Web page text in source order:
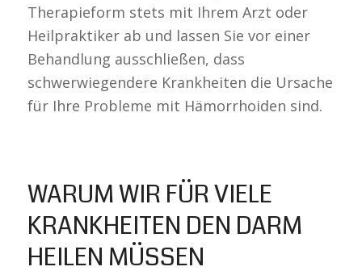
Therapieform stets mit Ihrem Arzt oder
Heilpraktiker ab und lassen Sie vor einer
Behandlung ausschließen, dass
schwerwiegendere Krankheiten die Ursache
für Ihre Probleme mit Hämorrhoiden sind.
WARUM WIR FÜR VIELE
KRANKHEITEN DEN DARM
HEILEN MÜSSEN